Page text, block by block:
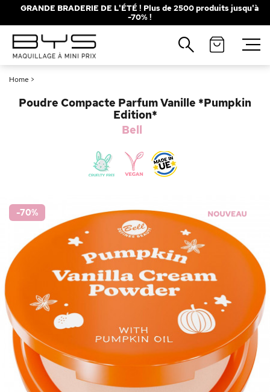
GRANDE BRADERIE DE L'ÉTÉ ! Plus de 2500 produits jusqu'à
-70% !
Home >
Poudre Compacte Parfum Vanille *Pumpkin
Edition*
Bell
-70%
Fermer
Recherches populaires